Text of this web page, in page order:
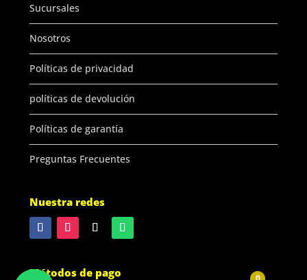
Sucursales
Nosotros
Políticas de privacidad
políticas de devolución
Políticas de garantía
Preguntas Frecuentes
Nuestra redes
Métodos de pago